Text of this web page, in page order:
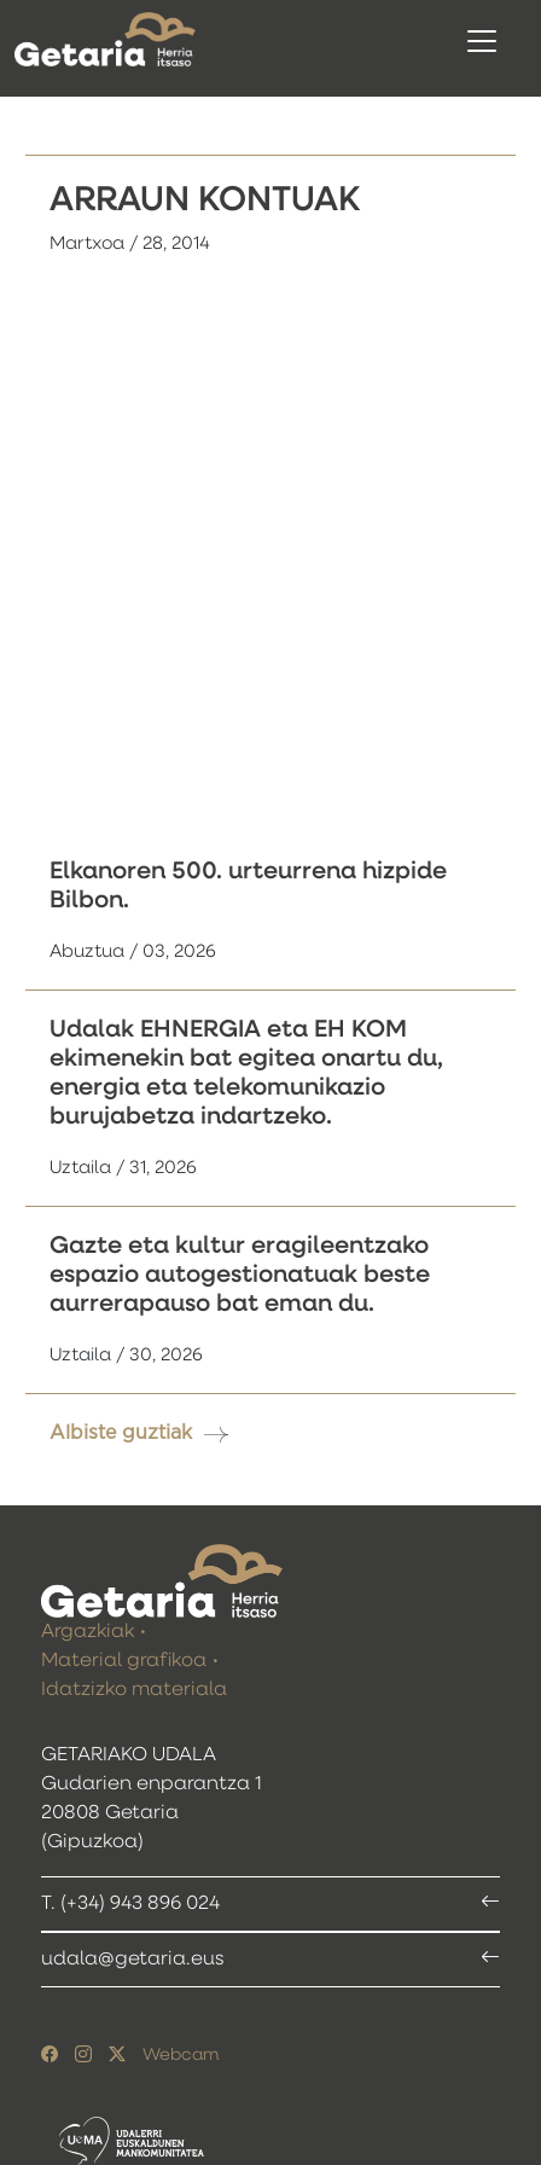
ARRAUN KONTUAK
Martxoa / 28, 2014
Elkanoren 500. urteurrena hizpide
Bilbon.
Abuztua / 03, 2026
Udalak EHNERGIA eta EH KOM
ekimenekin bat egitea onartu du,
energia eta telekomunikazio
burujabetza indartzeko.
Uztaila / 31, 2026
Gazte eta kultur eragileentzako
espazio autogestionatuak beste
aurrerapauso bat eman du.
Uztaila / 30, 2026
Albiste guztiak
GETARIAKO UDALA
Gudarien enparantza 1
20808 Getaria
(Gipuzkoa)
T. (+34) 943 896 024
udala@getaria.eus
Argazkiak
Material grafikoa
Idatzizko materiala
Webcam